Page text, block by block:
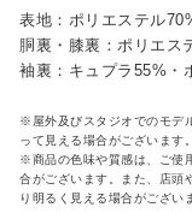
表地：ポリエステル
胴裏・膝裏：ポリエス
袖裏：キュプラ55%・
※屋外及びスタジオでのモデ
って見える場合がございます
※商品の色味や質感は、ご使
合がございます。また、店頭
り明るく見える場合がござい